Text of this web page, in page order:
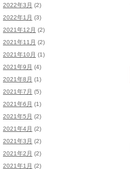
2022年3月 (2)
2022年1月 (3)
2021年12月 (2)
2021年11月 (2)
2021年10月 (1)
2021年9月 (4)
2021年8月 (1)
2021年7月 (5)
2021年6月 (1)
2021年5月 (2)
2021年4月 (2)
2021年3月 (2)
2021年2月 (2)
2021年1月 (2)